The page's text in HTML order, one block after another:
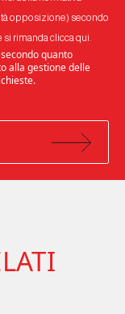
opposizione) secondo
si rimanda clicca qui
quanto
alla gestione delle